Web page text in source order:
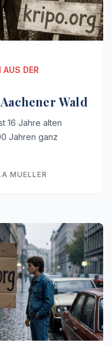
DER
Wald
16 Jahre alten
Jahren ganz
MUELLER